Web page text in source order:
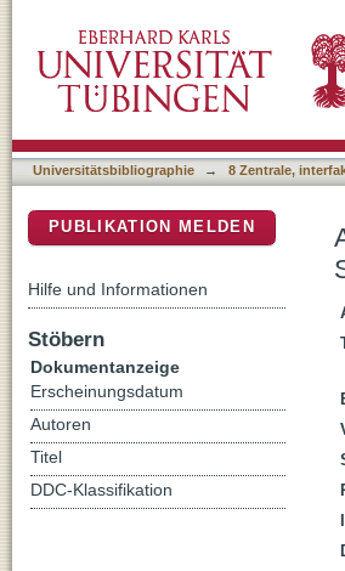
Universitätsbibliographie → 8 Zentrale,
PUBLIKATION MELDEN
Hilfe und Informationen
Stöbern
Dokumentanzeige
Erscheinungsdatum
Autoren
Titel
DDC-Klassifikation